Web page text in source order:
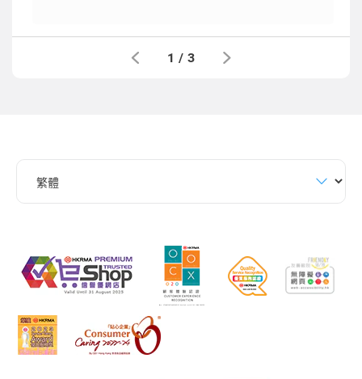
1 / 3